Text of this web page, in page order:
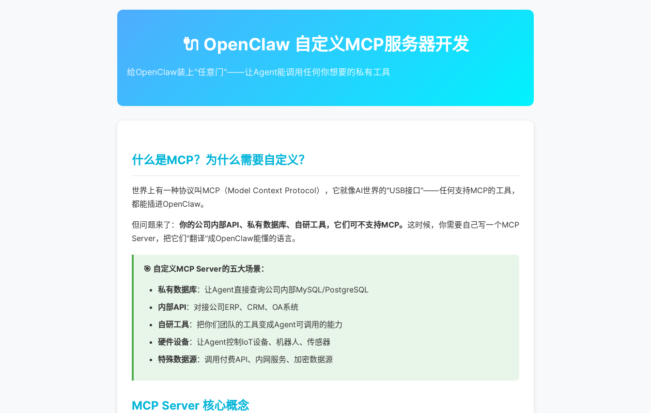
🔌 OpenClaw 自定义MCP服务器开发
给OpenClaw装上"任意门"——让Agent能调用任何你想要的私有工具
什么是MCP？为什么需要自定义？
世界上有一种协议叫MCP（Model Context Protocol），它就像AI世界的"USB接口"——任何支持MCP的工具，
都能插进OpenClaw。
但问题来了： 你的公司内部API、私有数据库、自研工具，它们可不支持MCP。 这时候，你需要自己写一个MCP
Server，把它们"翻译"成OpenClaw能懂的语言。
🎯 自定义MCP Server的五大场景：
私有数据库：让Agent直接查询公司内部MySQL/PostgreSQL
内部API：对接公司ERP、CRM、OA系统
自研工具：把你们团队的工具变成Agent可调用的能力
硬件设备：让Agent控制IoT设备、机器人、传感器
特殊数据源：调用付费API、内网服务、加密数据源
MCP Server 核心概念